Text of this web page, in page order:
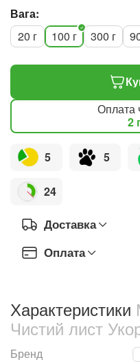
Вага:
20 г
100 г 300 г
Оплата
2
5 5
24
Доставка
Оплата
Характеристики
Чистий лист
Бренд